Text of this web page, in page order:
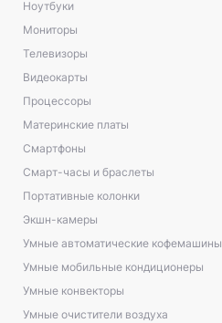
Ноутбуки
Мониторы
Телевизоры
Видеокарты
Процессоры
Материнские платы
Смартфоны
Смарт-часы и браслеты
Портативные колонки
Экшн-камеры
Умные автоматические кофемашины
Умные мобильные кондиционеры
Умные конвекторы
Умные очистители воздуха